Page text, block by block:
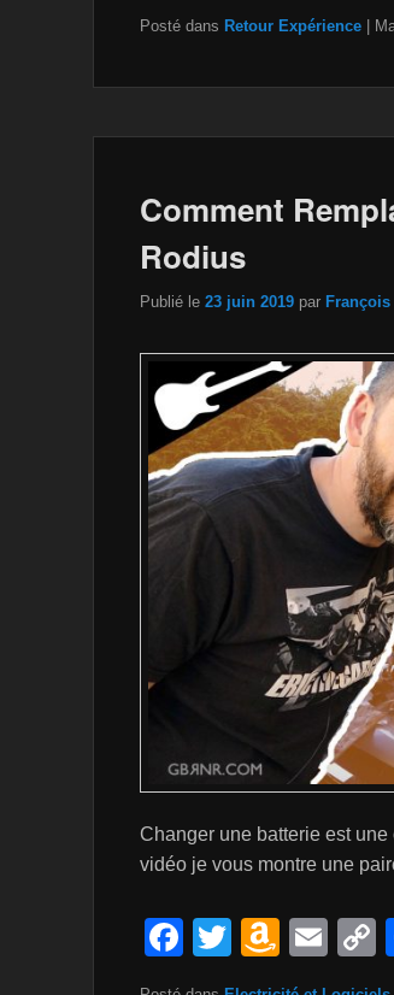
c
e
o
k
tt
er
a
z
W
Li
st
ail
y
k
Posté dans Retour Expérience
Comment
Rodius
Publié le 23 juin 2019 par François
Changer une batterie est
vidéo je vous montre une
F
T
A
m
E